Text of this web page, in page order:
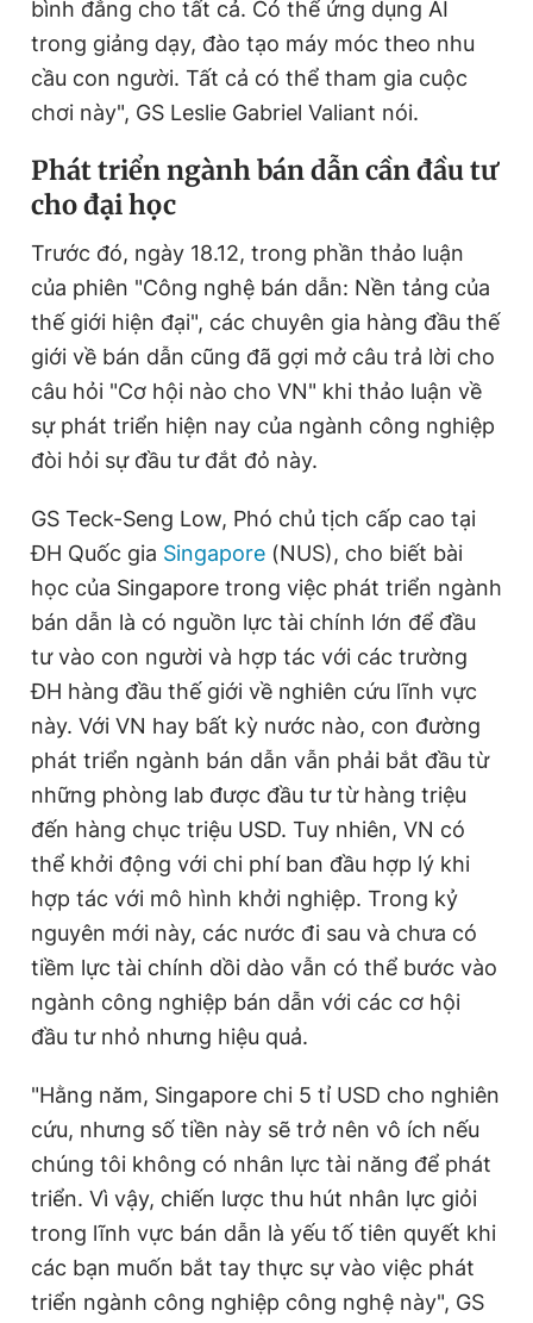
bình đẳng cho tất cả. Có thể ứng dụng AI
trong giảng dạy, đào tạo máy móc theo nhu
cầu con người. Tất cả có thể tham gia cuộc
chơi này", GS Leslie Gabriel Valiant nói.
Phát triển ngành bán dẫn cần đầu tư
cho đại học
Trước đó, ngày 18.12, trong phần thảo luận
của phiên "Công nghệ bán dẫn: Nền tảng của
thế giới hiện đại", các chuyên gia hàng đầu thế
giới về bán dẫn cũng đã gợi mở câu trả lời cho
câu hỏi "Cơ hội nào cho VN" khi thảo luận về
sự phát triển hiện nay của ngành công nghiệp
đòi hỏi sự đầu tư đắt đỏ này.
GS Teck-Seng Low, Phó chủ tịch cấp cao tại
ĐH Quốc gia Singapore (NUS), cho biết bài
học của Singapore trong việc phát triển ngành
bán dẫn là có nguồn lực tài chính lớn để đầu
tư vào con người và hợp tác với các trường
ĐH hàng đầu thế giới về nghiên cứu lĩnh vực
này. Với VN hay bất kỳ nước nào, con đường
phát triển ngành bán dẫn vẫn phải bắt đầu từ
những phòng lab được đầu tư từ hàng triệu
đến hàng chục triệu USD. Tuy nhiên, VN có
thể khởi động với chi phí ban đầu hợp lý khi
hợp tác với mô hình khởi nghiệp. Trong kỷ
nguyên mới này, các nước đi sau và chưa có
tiềm lực tài chính dồi dào vẫn có thể bước vào
ngành công nghiệp bán dẫn với các cơ hội
đầu tư nhỏ nhưng hiệu quả.
"Hằng năm, Singapore chi 5 tỉ USD cho nghiên
cứu, nhưng số tiền này sẽ trở nên vô ích nếu
chúng tôi không có nhân lực tài năng để phát
triển. Vì vậy, chiến lược thu hút nhân lực giỏi
trong lĩnh vực bán dẫn là yếu tố tiên quyết khi
các bạn muốn bắt tay thực sự vào việc phát
triển ngành công nghiệp công nghệ này", GS